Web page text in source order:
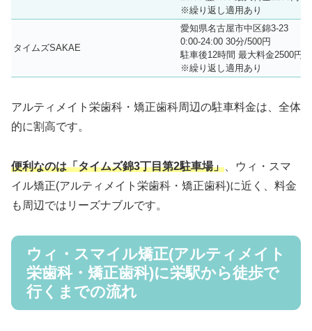
※繰り返し適用あり
タイムズSAKAE
愛知県名古屋市中区錦3-23
0:00-24:00 30分/500円
駐車後12時間 最大料金2500円
※繰り返し適用あり
アルティメイト栄歯科・矯正歯科周辺の駐車料金は、全体
的に割高です。
便利なのは「タイムズ錦3丁目第2駐車場」 、ウィ・スマ
イル矯正(アルティメイト栄歯科・矯正歯科)に近く、料金
も周辺ではリーズナブルです。
ウィ・スマイル矯正(アルティメイト
栄歯科・矯正歯科)に栄駅から徒歩で
行くまでの流れ